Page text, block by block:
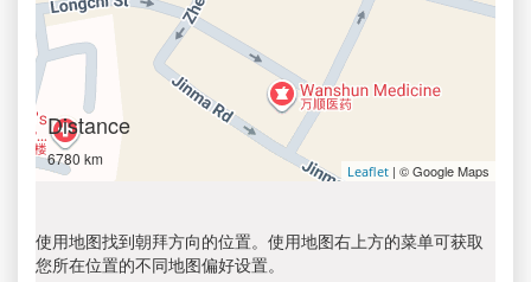
Distance
6780 km
Leaflet | © Google Maps
使用地图找到朝拜方向的位置。使用地图右上方的菜单可获取
您所在位置的不同地图偏好设置。